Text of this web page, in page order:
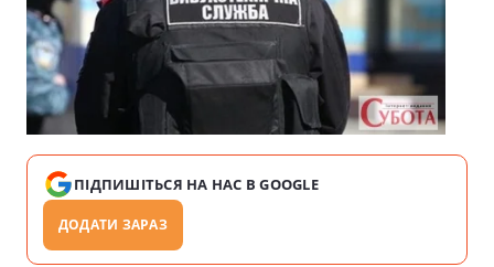
ПІДПИШІТЬСЯ НА НАС В GOOGLE
ДОДАТИ ЗАРАЗ